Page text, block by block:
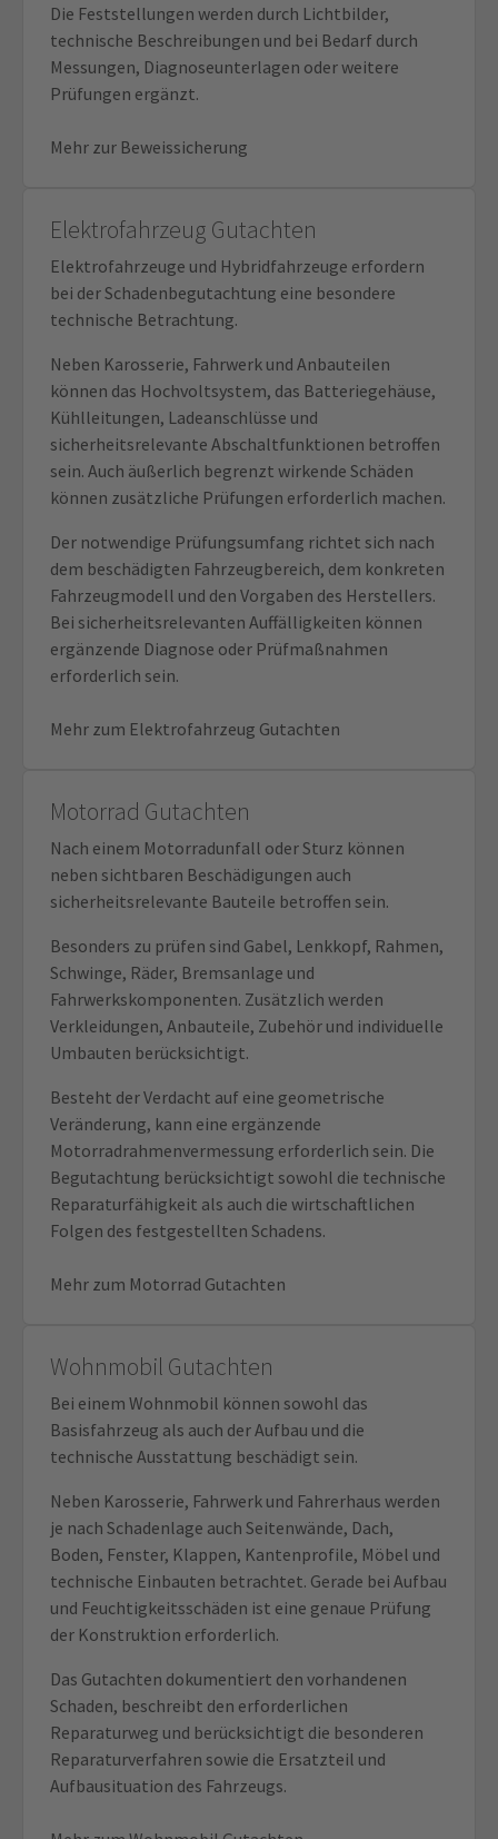
Die Feststellungen werden durch Lichtbilder,
technische Beschreibungen und bei Bedarf durch
Messungen, Diagnoseunterlagen oder weitere
Prüfungen ergänzt.
Mehr zur Beweissicherung
Elektrofahrzeug Gutachten
Elektrofahrzeuge und Hybridfahrzeuge erfordern
bei der Schadenbegutachtung eine besondere
technische Betrachtung.
Neben Karosserie, Fahrwerk und Anbauteilen
können das Hochvoltsystem, das Batteriegehäuse,
Kühlleitungen, Ladeanschlüsse und
sicherheitsrelevante Abschaltfunktionen betroffen
sein. Auch äußerlich begrenzt wirkende Schäden
können zusätzliche Prüfungen erforderlich machen.
Der notwendige Prüfungsumfang richtet sich nach
dem beschädigten Fahrzeugbereich, dem konkreten
Fahrzeugmodell und den Vorgaben des Herstellers.
Bei sicherheitsrelevanten Auffälligkeiten können
ergänzende Diagnose oder Prüfmaßnahmen
erforderlich sein.
Mehr zum Elektrofahrzeug Gutachten
Motorrad Gutachten
Nach einem Motorradunfall oder Sturz können
neben sichtbaren Beschädigungen auch
sicherheitsrelevante Bauteile betroffen sein.
Besonders zu prüfen sind Gabel, Lenkkopf, Rahmen,
Schwinge, Räder, Bremsanlage und
Fahrwerkskomponenten. Zusätzlich werden
Verkleidungen, Anbauteile, Zubehör und individuelle
Umbauten berücksichtigt.
Besteht der Verdacht auf eine geometrische
Veränderung, kann eine ergänzende
Motorradrahmenvermessung erforderlich sein. Die
Begutachtung berücksichtigt sowohl die technische
Reparaturfähigkeit als auch die wirtschaftlichen
Folgen des festgestellten Schadens.
Mehr zum Motorrad Gutachten
Wohnmobil Gutachten
Bei einem Wohnmobil können sowohl das
Basisfahrzeug als auch der Aufbau und die
technische Ausstattung beschädigt sein.
Neben Karosserie, Fahrwerk und Fahrerhaus werden
je nach Schadenlage auch Seitenwände, Dach,
Boden, Fenster, Klappen, Kantenprofile, Möbel und
technische Einbauten betrachtet. Gerade bei Aufbau
und Feuchtigkeitsschäden ist eine genaue Prüfung
der Konstruktion erforderlich.
Das Gutachten dokumentiert den vorhandenen
Schaden, beschreibt den erforderlichen
Reparaturweg und berücksichtigt die besonderen
Reparaturverfahren sowie die Ersatzteil und
Aufbausituation des Fahrzeugs.